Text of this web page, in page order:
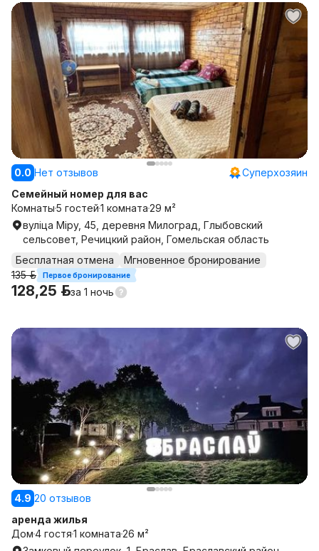
0.0 Нет отзывов
Суперхозяин
Семейный номер для вас
Комнаты5 гостей1 комната29 м²
вуліца Міру, 45, деревня Милоград, Глыбовский
сельсовет, Речицкий район, Гомельская область
Бесплатная отмена
Мгновенное бронирование
135 р.
Первое бронирование
128,25 р.за 1 ночь
4.9 20 отзывов
аренда жилья
Дом4 гостя1 комната26 м²